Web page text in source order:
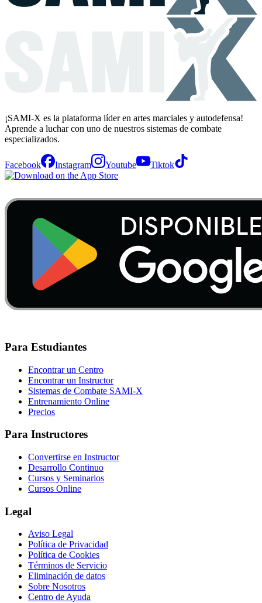
¡SAMI-X es la plataforma líder en artes marciales y autodefensa!
Aprende a luchar con uno de nuestros sistemas de combate
especializados.
Facebook Instagram Youtube Tiktok
Para Estudiantes
Encontrar un Centro
Encontrar un Instructor
Sistemas de Combate SAMI-X
Entrenamiento Online
Precios
Para Instructores
Convertirse en Instructor
Desarrollo Continuo
Cursos y Seminarios
Cursos Online
Legal
Aviso Legal
Política de Privacidad
Política de Cookies
Términos de Servicio
Eliminación de datos
Sobre Nosotros
Centro de Ayuda